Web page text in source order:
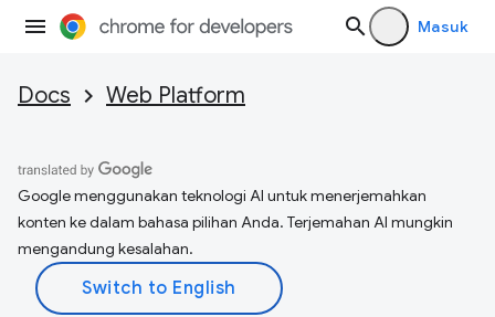
Masuk
Docs Web Platform
Google menggunakan teknologi AI untuk menerjemahkan
konten ke dalam bahasa pilihan Anda. Terjemahan AI mungkin
mengandung kesalahan.